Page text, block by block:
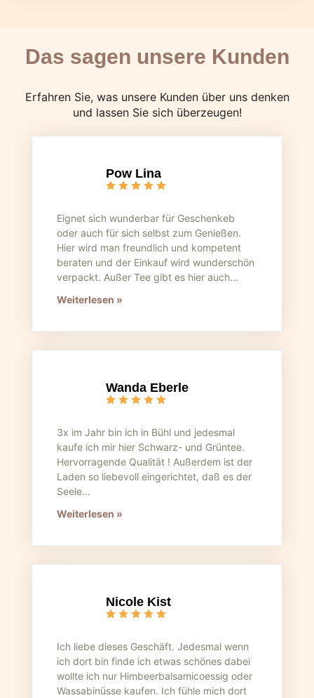
Das sagen unsere Kunden
Erfahren Sie, was unsere Kunden über uns denken
und lassen Sie sich überzeugen!
Pow Lina
Eignet sich wunderbar für Geschenkeb
oder auch für sich selbst zum Genießen.
Hier wird man freundlich und kompetent
beraten und der Einkauf wird wunderschön
verpackt. Außer Tee gibt es hier auch...
Weiterlesen »
Wanda Eberle
3x im Jahr bin ich in Bühl und jedesmal
kaufe ich mir hier Schwarz- und Grüntee.
Hervorragende Qualität ! Außerdem ist der
Laden so liebevoll eingerichtet, daß es der
Seele...
Weiterlesen »
Nicole Kist
Ich liebe dieses Geschäft. Jedesmal wenn
ich dort bin finde ich etwas schönes dabei
wollte ich nur Himbeerbalsamicoessig oder
Wassabinüsse kaufen. Ich fühle mich dort